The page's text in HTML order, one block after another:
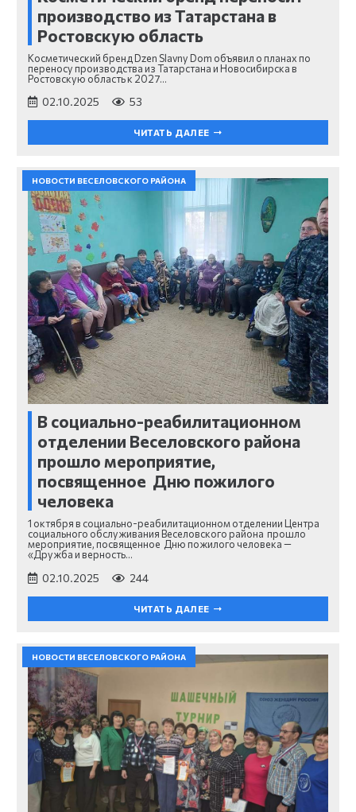
производство из Татарстана в
Ростовскую область
Косметический бренд Dzen Slavny Dom объявил о планах по
переносу производства из Татарстана и Новосибирска в
Ростовскую область к 2027…
02.10.2025 53
ЧИТАТЬ ДАЛЕЕ
НОВОСТИ ВЕСЕЛОВСКОГО РАЙОНА
В социально-реабилитационном
отделении Веселовского района
прошло мероприятие,
посвященное Дню пожилого
человека
1 октября в социально-реабилитационном отделении Центра
социального обслуживания Веселовского района прошло
мероприятие, посвященное Дню пожилого человека —
«Дружба и верность…
02.10.2025 244
ЧИТАТЬ ДАЛЕЕ
НОВОСТИ ВЕСЕЛОВСКОГО РАЙОНА